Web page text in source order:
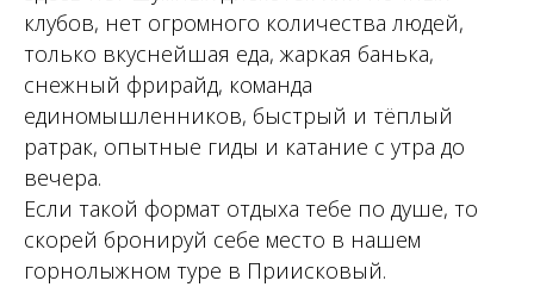
клубов, нет огромного количества людей,
только вкуснейшая еда, жаркая банька,
снежный фрирайд, команда
единомышленников, быстрый и тёплый
ратрак, опытные гиды и катание с утра до
вечера.
Если такой формат отдыха тебе по душе, то
скорей бронируй себе место в нашем
горнолыжном туре в Приисковый.